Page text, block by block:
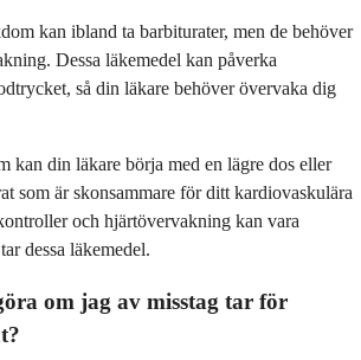
kan ibland ta barbiturater, men de behöver
Dessa läkemedel kan påverka
så din läkare behöver övervaka dig
kan din läkare börja med en lägre dos eller
som är skonsammare för ditt kardiovaskulära
och hjärtövervakning kan vara
dessa läkemedel.
om jag av misstag tar för